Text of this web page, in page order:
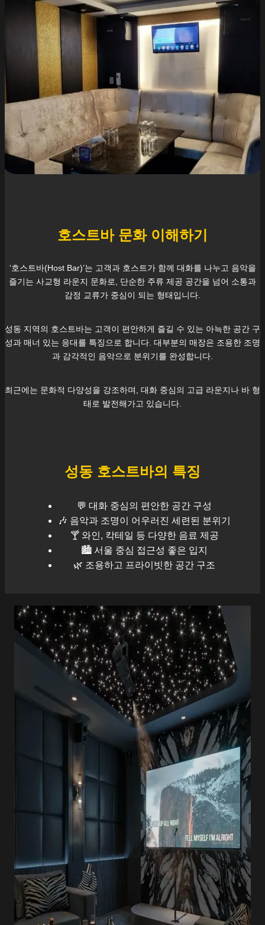
호스트바 문화 이해하기
‘호스트바(Host Bar)’는 고객과 호스트가 함께 대화를 나누고 음악을
즐기는 사교형 라운지 문화로, 단순한 주류 제공 공간을 넘어 소통과
감정 교류가 중심이 되는 형태입니다.
성동 지역의 호스트바는 고객이 편안하게 즐길 수 있는 아늑한 공간 구
성과 매너 있는 응대를 특징으로 합니다. 대부분의 매장은 조용한 조명
과 감각적인 음악으로 분위기를 완성합니다.
최근에는 문화적 다양성을 강조하며, 대화 중심의 고급 라운지나 바 형
태로 발전해가고 있습니다.
성동 호스트바의 특징
💬 대화 중심의 편안한 공간 구성
🎶 음악과 조명이 어우러진 세련된 분위기
🍸 와인, 칵테일 등 다양한 음료 제공
🏙️ 서울 중심 접근성 좋은 입지
🌿 조용하고 프라이빗한 공간 구조